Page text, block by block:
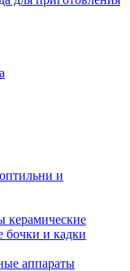
и
керамические
бочки и кадки
аппараты